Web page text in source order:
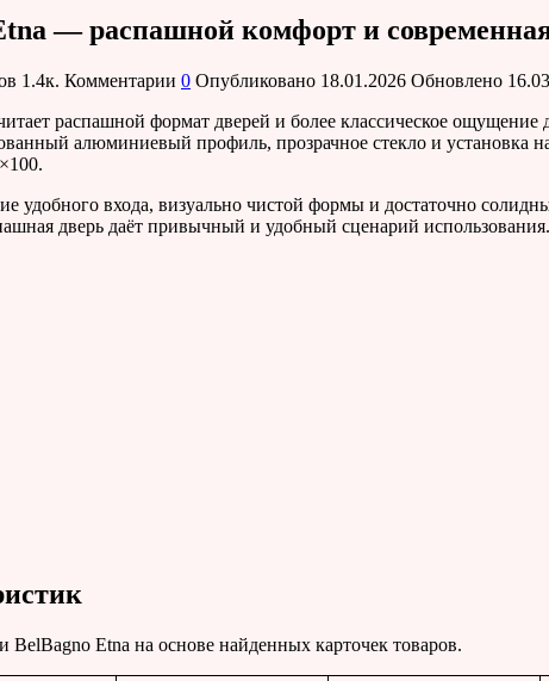
— распашной комфорт и
1.4к. Комментарии 0 Опубликовано 18.01.2026 Обновлено
распашной формат дверей и более классическое
алюминиевый профиль, прозрачное стекло и установка
удобного входа, визуально чистой формы и достаточно
дверь даёт привычный и удобный сценарий
Etna на основе найденных карточек товаров.